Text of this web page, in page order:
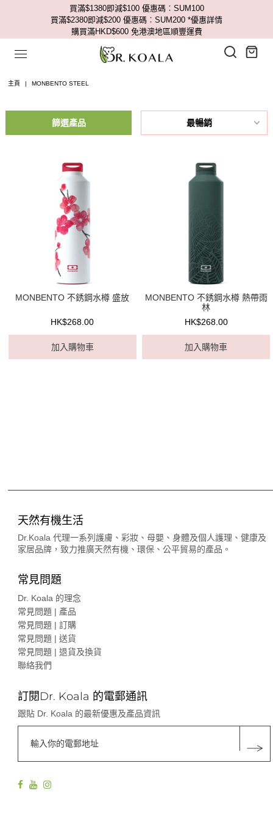
買滿$1380即減$100 優惠碼︰SUM100
買滿$2380即減$200 優惠碼︰SUM200 *優惠詳情
購買滿HKD$600 免港澳地區順豐運費
主頁 | MONBENTO STEEL
篩選產品
MONBENTO 不銹鋼水樽 盛放
HK$268.00
加入購物車
MONBENTO 不銹鋼水樽 熱帶雨
林
HK$268.00
加入購物車
天然有機生活
Dr.Koala 代理一系列護膚、彩妝、母嬰、身體及個人護理、健康及
家居品牌，致力推廣天然有機、環保、公平貿易的產品。
常見問題
Dr. Koala 的理念
常見問題 | 產品
常見問題 | 訂購
常見問題 | 送貨
常見問題 | 退貨及換貨
聯絡我們
訂閱Dr. Koala 的電郵通訊
跟貼 Dr. Koala 的最新優惠及產品資訊